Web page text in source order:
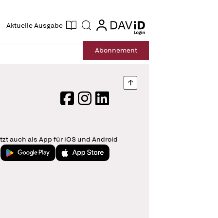
Aktuelle Ausgabe Suche login
login
Abonnement
Nach oben springen
FacebookInstagram
LinkedIn
auch als App für iOS und Android
Jetzt bei Google PlayLaden im App Store